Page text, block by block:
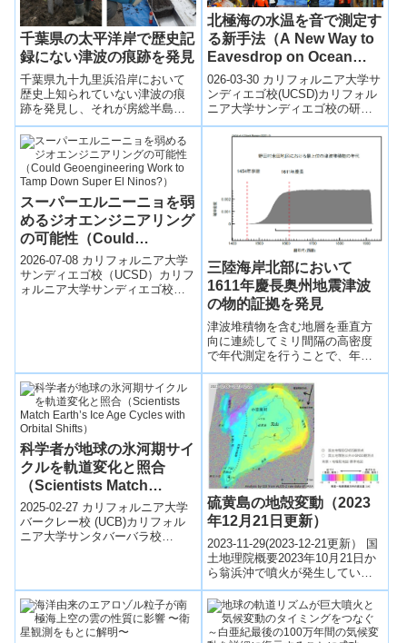
千葉県の太平洋岸で歴史記
録にない津波の痕跡を発見
千葉県九十九里浜沿岸において
歴史上知られていない津波の痕
跡を発見し、それが房総半島沖
で発生した巨大地震によるもの
であるとの結論を得た。
北極海の水温を音で測定す
る新手法（A New Way to
Eavesdrop on Ocean
Temperature in the
Arctic）
026-03-30 カリフォルニア大学サ
ンディエゴ校(UCSD)カリフォル
ニア大学サンディエゴ校の研究
チームは、北極海の水温を遠隔
的に把握する新手法を開発し
スーパーエルニーニョを弱
めるジオエンジニアリング
の可能性（Could
Geoengineering Work to
Tamp Down Super El
Ninos?）
2026-07-08 カリフォルニア大学
サンディエゴ校（UCSD）カリフ
ォルニア大学サンディエゴ校
三陸海岸北部において
1611年慶長奥州地震津波
の物的証拠を発見
津波堆積物を含む地層を垂直方
向に連続してミリ間隔の高密度
で年代測定を行うことで、年代
的に地層の欠損がないことを確
認する手法を新たに開発し、抜
け落ちのない津波の履歴を復元
した。三陸海岸北部（岩手県野
田村）から地層を採取し、1611
年慶長奥州津波由来の堆積物を
発見した。一方で、同地層には
1454年享徳津波による堆積物は
含まれないことも確認した。こ
の結果は、1454年に享徳津波が
三陸海岸北部を襲った可能性を
否定するものである。
科学者が地球の氷河期サイ
クルを軌道変化と照合
（Scientists Match
Earth’s Ice Age Cycles
with Orbital Shifts）
2025-02-27 カリフォルニア大学
バークレー校 (UCB)カリフォル
ニア大学サンタバーバラ校
硫黄島の地殻変動（2023
年12月21日更新）
2023-11-29(2023-12-21更新） 国
土地理院概要2023年10月21日か
ら翁浜沖で噴火が発生している
硫黄島について、だいち2号の観
測データを使用...